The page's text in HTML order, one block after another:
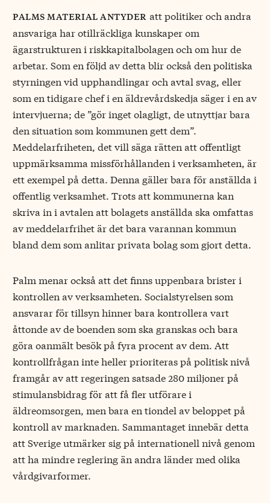
palms material antyder att politiker och andra
ansvariga har otillräckliga kunskaper om
ägarstrukturen i risk­kapitalbolagen och om hur de
arbetar. Som en följd av detta blir också den politiska
styrningen vid upphandlingar och avtal svag, eller
som en tidigare chef i en äldrevårds­kedja säger i en av
intervjuerna; de ”gör inget olagligt, de utnyttjar bara
den situation som kommunen gett dem”.
Meddelarfriheten, det vill säga rätten att offentligt
uppmärksamma missförhållanden i verksamheten, är
ett exempel på detta. Denna gäller bara för anställda i
offentlig verksamhet. Trots att kommunerna kan
skriva in i avtalen att bolagets anställda ska omfattas
av meddelarfrihet är det bara varannan kommun
bland dem som anlitar privata bolag som gjort detta.
Palm menar också att det finns uppenbara brister i
kontrollen av verksamheten. Socialstyrelsen som
ansvarar för tillsyn hinner bara kontrollera vart
åttonde av de boenden som ska granskas och bara
göra oanmält besök på fyra procent av dem. Att
kontrollfrågan inte heller prioriteras på politisk nivå
framgår av att regeringen satsade 280 miljoner på
stimulansbidrag för att få fler utförare i
äldreomsorgen, men bara en tiondel av beloppet på
kontroll av marknaden. Sammantaget innebär detta
att Sverige utmärker sig på internationell nivå genom
att ha mindre reglering än andra länder med olika
vårdgivarformer.